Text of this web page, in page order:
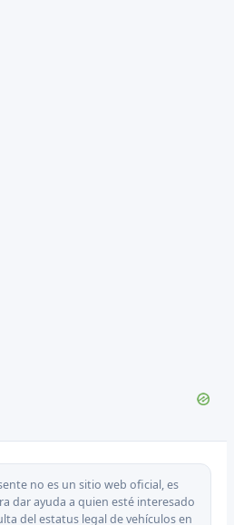
no es un sitio web oficial, es
dar ayuda a quien esté interesado
del estatus legal de vehículos en